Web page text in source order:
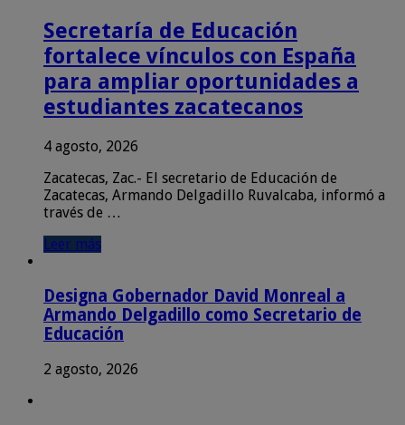
Secretaría de Educación
fortalece vínculos con España
para ampliar oportunidades a
estudiantes zacatecanos
4 agosto, 2026
Zacatecas, Zac.- El secretario de Educación de
Zacatecas, Armando Delgadillo Ruvalcaba, informó a
través de …
Leer más
Designa Gobernador David Monreal a
Armando Delgadillo como Secretario de
Educación
2 agosto, 2026